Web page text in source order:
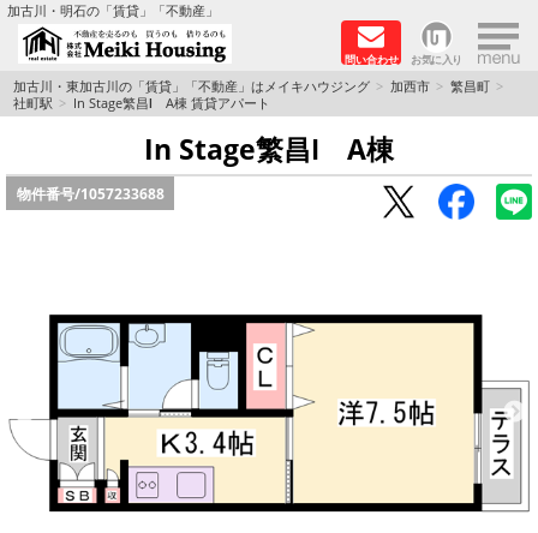
加古川・明石の「賃貸」「不動産」
問い合わせ お気に入り ×
TOPページ
☆メイキハウジングオススメ物件特集☆
都市ガス物件
ファミリー物件
ペットOK物件
保証人不要物件
◆新築物件の新設備で快適♪◆
加古川・東加古川の「賃貸」「不動産」はメイキハウジング 加西市
繁昌町
社町駅
In Stage繁昌Ⅰ A棟 賃貸アパート
In Stage繁昌Ⅰ A棟
物件番号/1057233688